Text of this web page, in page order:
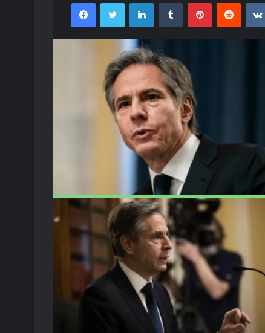
FacebookTwitter LinkedInTumblr PinterestReddit